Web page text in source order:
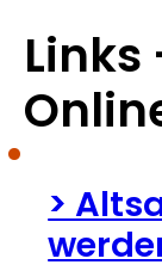
Links
>